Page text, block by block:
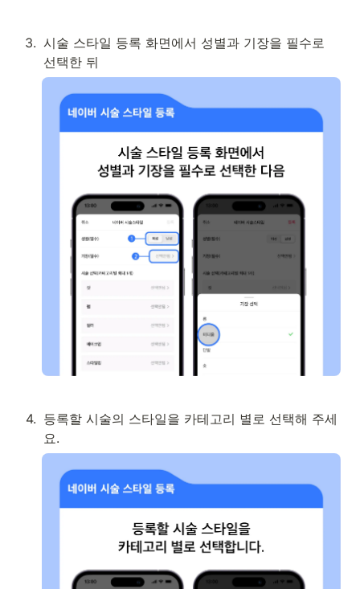
3. 시술 스타일 등록 화면에서 성별과 기장을 필수로
선택한 뒤
4. 등록할 시술의 스타일을 카테고리 별로 선택해 주세
요.